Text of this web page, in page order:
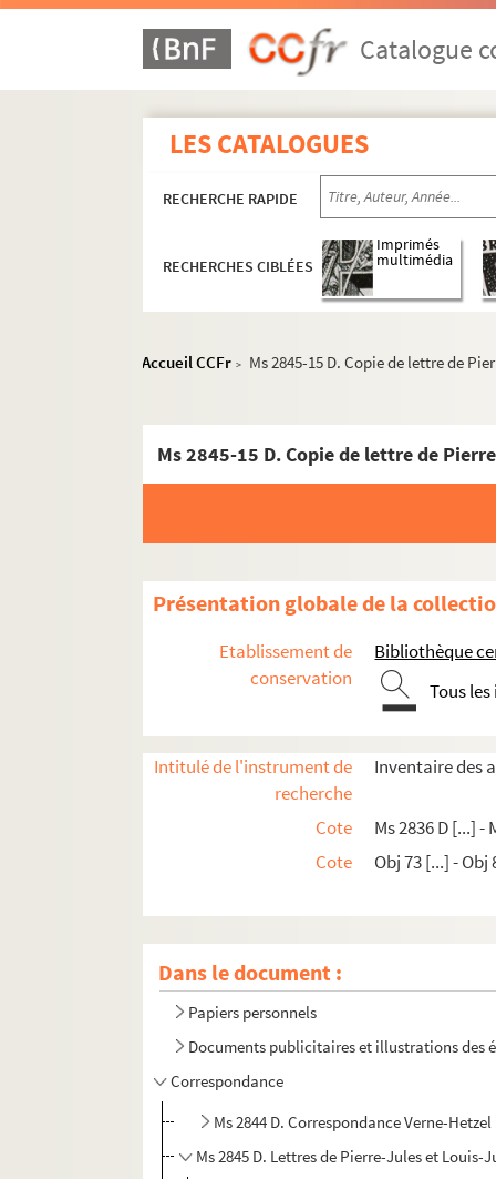
Catalogue
LES CATALOGUES
RECHERCHE RAPIDE
RECHERCHES CIBLÉES
Imprimés
multimédia
Accueil CCFr > Ms 2845-15 D. Copie de lettre de
Ms 2845-15 D. Copie de lettre de
Présentation globale de la
Etablissement de
conservation
Bibliothèque
Tous
Intitulé de l'instrument de
recherche
Inventaire des
Cote
Ms 2836 D [...] -
Cote
Obj 73 [...] - Obj
Dans le document :
Papiers personnels
Documents publicitaires et illustrations des
Correspondance
Ms 2844 D. Correspondance Verne-Hetzel
Ms 2845 D. Lettres de Pierre-Jules et